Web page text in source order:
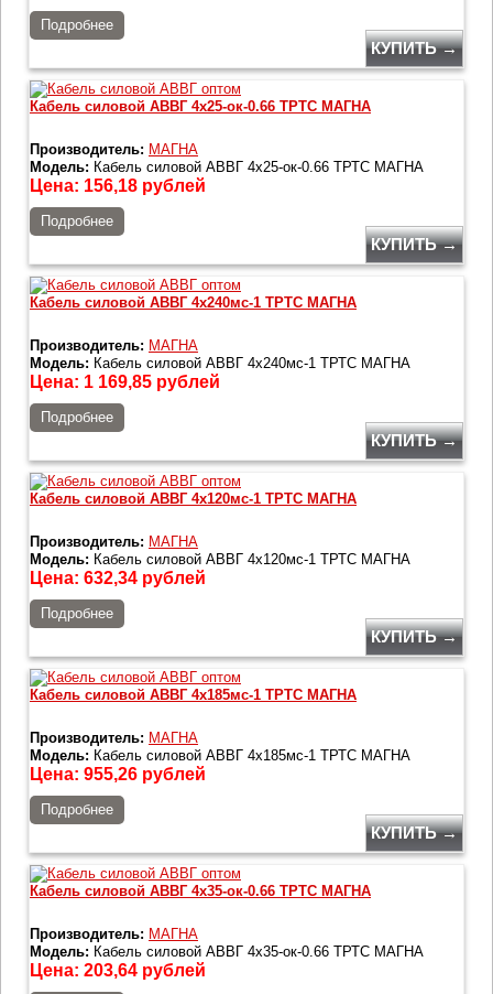
Подробнее
КУПИТЬ →
Кабель силовой АВВГ 4х25-ок-0.66 ТРТС МАГНА
Производитель: МАГНА
Модель: Кабель силовой АВВГ 4х25-ок-0.66 ТРТС МАГНА
Цена: 156,18 рублей
Подробнее
КУПИТЬ →
Кабель силовой АВВГ 4х240мс-1 ТРТС МАГНА
Производитель: МАГНА
Модель: Кабель силовой АВВГ 4х240мс-1 ТРТС МАГНА
Цена: 1 169,85 рублей
Подробнее
КУПИТЬ →
Кабель силовой АВВГ 4х120мс-1 ТРТС МАГНА
Производитель: МАГНА
Модель: Кабель силовой АВВГ 4х120мс-1 ТРТС МАГНА
Цена: 632,34 рублей
Подробнее
КУПИТЬ →
Кабель силовой АВВГ 4х185мс-1 ТРТС МАГНА
Производитель: МАГНА
Модель: Кабель силовой АВВГ 4х185мс-1 ТРТС МАГНА
Цена: 955,26 рублей
Подробнее
КУПИТЬ →
Кабель силовой АВВГ 4х35-ок-0.66 ТРТС МАГНА
Производитель: МАГНА
Модель: Кабель силовой АВВГ 4х35-ок-0.66 ТРТС МАГНА
Цена: 203,64 рублей